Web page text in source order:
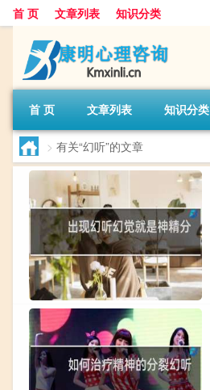
首 页 文章列表 知识分类
首 页 文章列表 知识分类
> 有关“幻听”的文章